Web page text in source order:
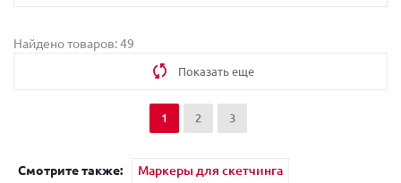
Найдено товаров: 49
Показать еще
1 2 3
Смотрите также:
Маркеры для скетчинга